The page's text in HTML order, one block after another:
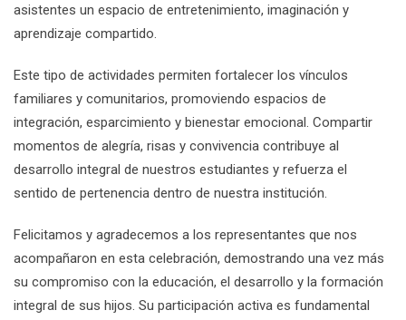
asistentes un espacio de entretenimiento, imaginación y
aprendizaje compartido.
Este tipo de actividades permiten fortalecer los vínculos
familiares y comunitarios, promoviendo espacios de
integración, esparcimiento y bienestar emocional. Compartir
momentos de alegría, risas y convivencia contribuye al
desarrollo integral de nuestros estudiantes y refuerza el
sentido de pertenencia dentro de nuestra institución.
Felicitamos y agradecemos a los representantes que nos
acompañaron en esta celebración, demostrando una vez más
su compromiso con la educación, el desarrollo y la formación
integral de sus hijos. Su participación activa es fundamental